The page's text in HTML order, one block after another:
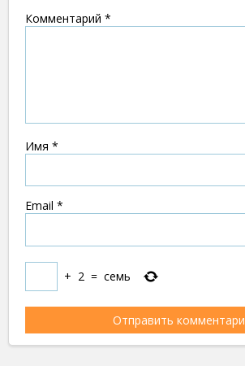
Комментарий *
Имя *
Email *
+ 2 = семь